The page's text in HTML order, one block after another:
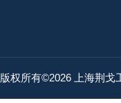
版权所有©2026 上海荆